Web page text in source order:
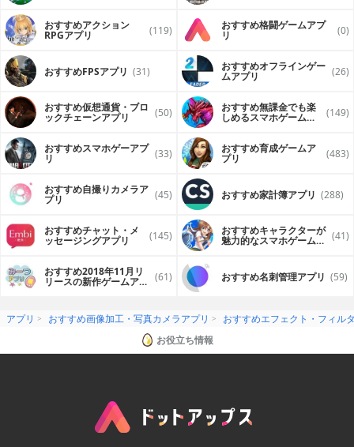
おすすめアクション
RPGアプリ (119) おすすめ格闘ゲームアプ
リ (0)
おすすめFPSアプリ (31) おすすめオフラインゲー
ムアプリ (26)
おすすめ仮想通貨・ブロ
ックチェーンアプリ (50) おすすめ無課金でも楽
しめるスマホゲームア (149)
おすすめスマホゲーアプ
リ (33) おすすめ育成ゲームア
プリ (483)
おすすめ自撮りカメラア
プリ (45) おすすめ家計簿アプリ (288)
おすすめチャット・メ
ッセージングアプリ (145) おすすめキャラクターが
魅力的なスマホゲームア (41)
おすすめ2018年11月リ
リースの新作ゲームアプ (61) おすすめ名刺管理アプリ (59)
アプリ おすすめ画像加工・写真カメラアプリ
おすすめエフェクト・フィル
お役立ち情報